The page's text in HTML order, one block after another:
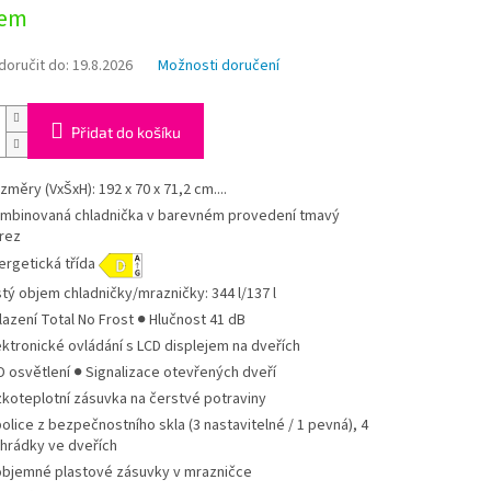
do: 19.8.2026 Možnosti doručení
Přidat do košíku
(VxŠxH): 192 x 70 x 71,2 cm....
chladnička v barevném provedení tmavý
třída
objem chladničky/mrazničky: 344 l/137 l
Total No Frost ● Hlučnost 41 dB
ovládání s LCD displejem na dveřích
osvětlení ● Signalizace otevřených dveří
zásuvka na čerstvé potraviny
z bezpečnostního skla (3 nastavitelné / 1 pevná), 4
ve dveřích
plastové zásuvky v mrazničce